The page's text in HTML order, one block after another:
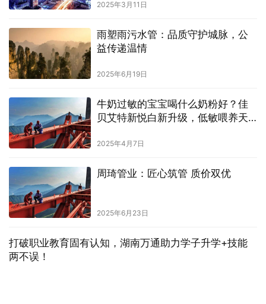
2025年3月11日
雨塑雨污水管：品质守护城脉，公
益传递温情
2025年6月19日
牛奶过敏的宝宝喝什么奶粉好？佳
贝艾特新悦白新升级，低敏喂养天
2025年4月7日
周琦管业：匠心筑管 质价双优
2025年6月23日
打破职业教育固有认知，湖南万通助力学子升学+技能
两不误​！